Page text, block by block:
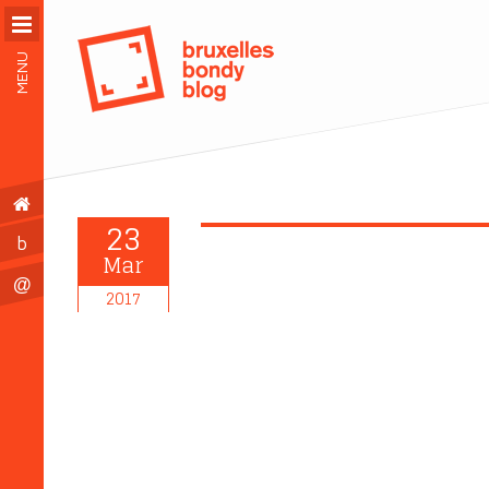
MENU
b
@
23
Mar
2017